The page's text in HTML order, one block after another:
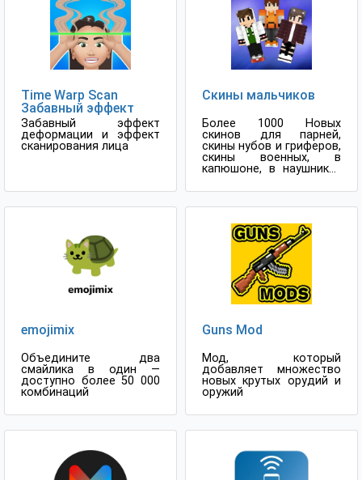
Time Warp Scan
Забавный эффект
Забавный эффект
деформации и эффект
сканирования лица
Скины мальчиков
Более 1000 Новых
скинов для парней,
скины нубов и гриферов,
скины военных, в
капюшоне, в наушниках
emojimix
Объедините два
смайлика в один —
доступно более 50 000
комбинаций
Guns Mod
Мод, который
добавляет множество
новых крутых орудий и
оружий